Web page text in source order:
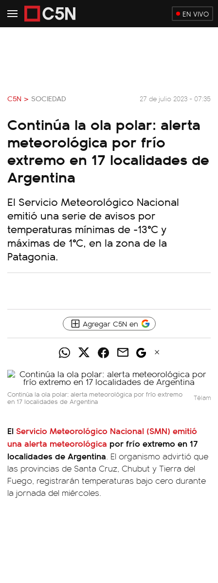
EN VIVO
C5N > SOCIEDAD 27 de julio 2023 - 07:35
Continúa la ola polar: alerta
meteorológica por frío
extremo en 17 localidades de
Argentina
El Servicio Meteorológico Nacional
emitió una serie de avisos por
temperaturas mínimas de -13°C y
máximas de 1°C, en la zona de la
Patagonia.
Agregar C5N en
Continúa la ola polar: alerta meteorológica por frío extremo
en 17 localidades de Argentina Télam
El Servicio Meteorológico Nacional (SMN) emitió
una alerta meteorológica por frío extremo en 17
localidades de Argentina. El organismo advirtió que
las provincias de Santa Cruz, Chubut y Tierra del
Fuego, registrarán temperaturas bajo cero durante
la jornada del miércoles.